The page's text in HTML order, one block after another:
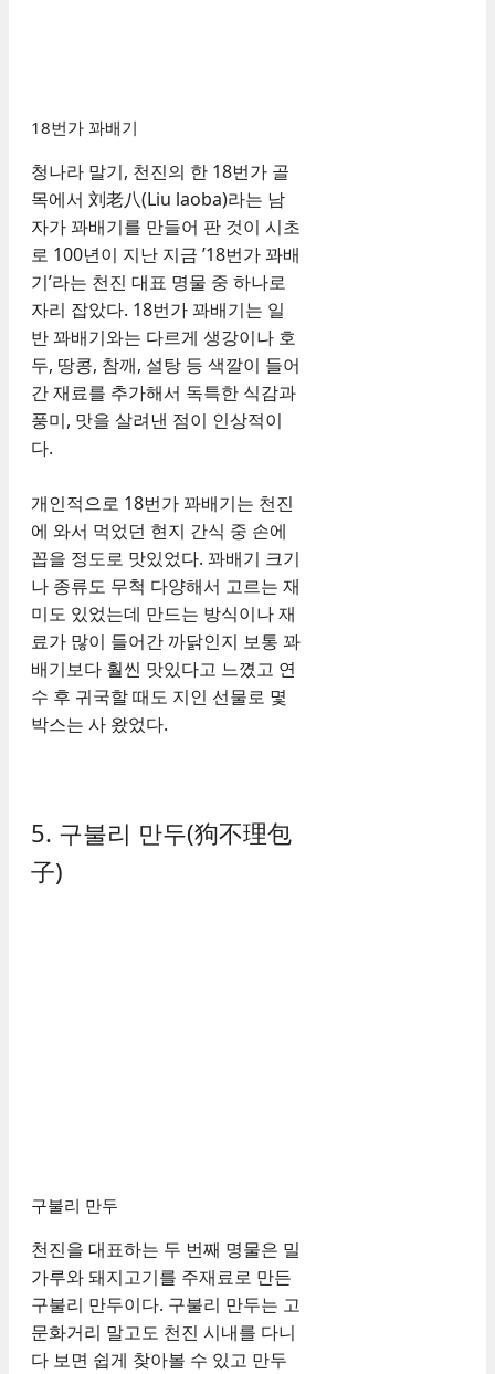
18번가 꽈배기
청나라 말기, 천진의 한 18번가 골
목에서 刘老八(Liu laoba)라는 남
자가 꽈배기를 만들어 판 것이 시초
로 100년이 지난 지금 ’18번가 꽈배
기’라는 천진 대표 명물 중 하나로
자리 잡았다. 18번가 꽈배기는 일
반 꽈배기와는 다르게 생강이나 호
두, 땅콩, 참깨, 설탕 등 색깔이 들어
간 재료를 추가해서 독특한 식감과
풍미, 맛을 살려낸 점이 인상적이
다.
개인적으로 18번가 꽈배기는 천진
에 와서 먹었던 현지 간식 중 손에
꼽을 정도로 맛있었다. 꽈배기 크기
나 종류도 무척 다양해서 고르는 재
미도 있었는데 만드는 방식이나 재
료가 많이 들어간 까닭인지 보통 꽈
배기보다 훨씬 맛있다고 느꼈고 연
수 후 귀국할 때도 지인 선물로 몇
박스는 사 왔었다.
5. 구불리 만두(狗不理包
子)
구불리 만두
천진을 대표하는 두 번째 명물은 밀
가루와 돼지고기를 주재료로 만든
구불리 만두이다. 구불리 만두는 고
문화거리 말고도 천진 시내를 다니
다 보면 쉽게 찾아볼 수 있고 만두